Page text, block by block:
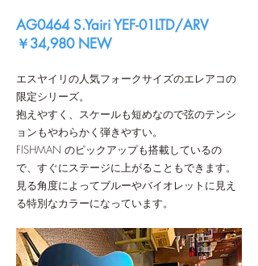
AG0464 S.Yairi YEF-01LTD/ARV
￥34,980 NEW
エスヤイリの人気フォークサイズのエレアコの
限定シリーズ。
抱えやすく、スケールも短めなので弦のテンシ
ョンもやわらかく弾きやすい。
FISHMAN のピックアップも搭載しているの
で、すぐにステージに上がることもできます。
見る角度によってブルーやバイオレットに見え
る特別なカラーになっています。